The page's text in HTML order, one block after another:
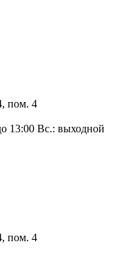
пом. 4
13:00 Вс.: выходной
пом. 4